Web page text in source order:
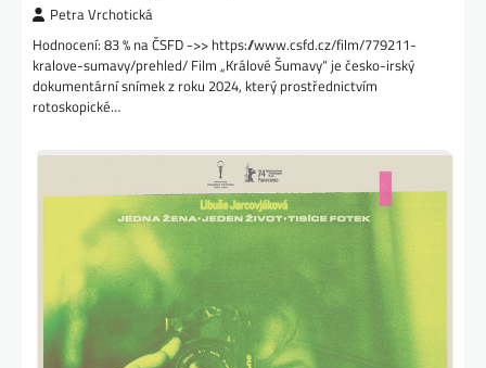
Petra Vrchotická
Hodnocení: 83 % na ČSFD ->> https://www.csfd.cz/film/779211-
kralove-sumavy/prehled/ Film „Králové Šumavy“ je česko-irský
dokumentární snímek z roku 2024, který prostřednictvím
rotoskopické…